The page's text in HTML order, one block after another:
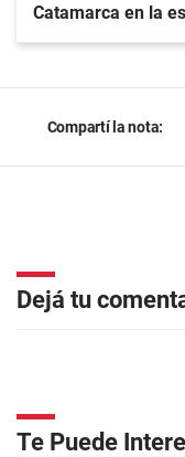
Catamarca en la
Compartí la nota:
Dejá tu
Te Puede